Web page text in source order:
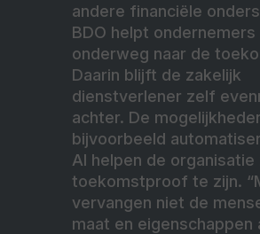
andere financiële
BDO helpt ondernemers
onderweg naar de
Daarin blijft de zakelijk
dienstverlener zelf
achter. De
bijvoorbeeld
AI helpen de
toekomstproof te zijn.
vervangen niet de
maat en eigenschappen